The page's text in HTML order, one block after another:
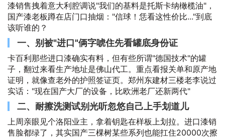
漆销售拽着意大利腔调说"我们的基料是托斯卡纳橄榄油"，
国产漆老板蹲在店门口抽烟："信球！恁看这性价比..."到底
该听谁的？
一、别被"进口"俩字唬住先看罐底身份证
卡百利那些进口漆确实有料，但有些所谓"德国技术"的罐
子，翻过来看生产地址是佛山代工。重点看报关单和原产地
证明，就像查老外的护照签证页。郑州东建材三楼老李说过
实话："现在国产大厂的设备，比欧洲老厂还新两代"
二、耐擦洗测试别光听忽悠自己上手划道儿
上周亲眼见个洛阳业主，拿着钥匙在样板上划拉。进口漆销
售脸都绿了，其实国产三棵树某些系列也能扛住20000次擦